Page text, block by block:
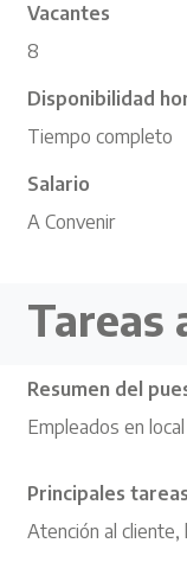
Vacantes
8
Disponibilidad
Tiempo completo
Salario
A Convenir
Tareas
Resumen del
Empleados en
Principales
Atención al cliente,